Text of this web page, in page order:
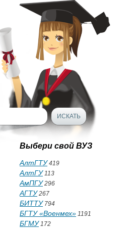
Выбери свой ВУЗ
АлтГТУ419
АлтГУ113
АмПГУ296
АГТУ267
БИТТУ794
БГТУ «Военмех» 1191
БГМУ172